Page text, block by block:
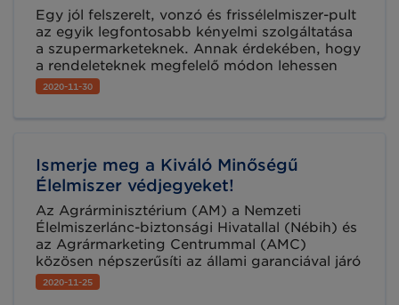
Egy jól felszerelt, vonzó és frissélelmiszer-pult
az egyik legfontosabb kényelmi szolgáltatása
a szupermarketeknek. Annak érdekében, hogy
a rendeleteknek megfelelő módon lehessen
frissélelmiszer-pultot működtetni, a hatóságok
magas színvonal fenntartását követelik meg a
2020-11-30
Ismerje meg a Kiváló Minőségű
Élelmiszer védjegyeket!
Az Agrárminisztérium (AM) a Nemzeti
Élelmiszerlánc-biztonsági Hivatallal (Nébih) és
az Agrármarketing Centrummal (AMC)
közösen népszerűsíti az állami garanciával járó
minőséget. A Kiváló Minőségű Élelmiszer
(KMÉ) védjegyeket bemutató kampány célja,
2020-11-25